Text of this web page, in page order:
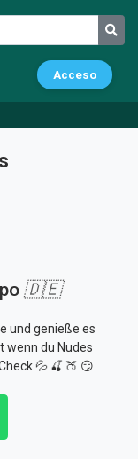
Acceso
🇩🇪
und genieße es
wenn du Nudes
💦 🍒 🍑 😏